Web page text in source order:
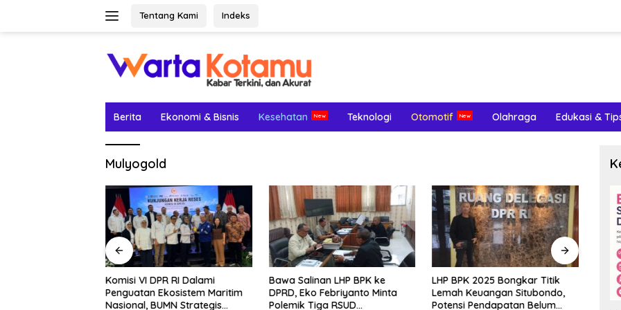
Tentang Kami Indeks
Berita Ekonomi & Bisnis Kesehatan Teknologi Otomotif Olahraga Edukasi &
Mulyogold
Komisi VI DPR RI Dalami
Penguatan Ekosistem Maritim
Nasional, BUMN Strategis
Bawa Salinan LHP BPK ke
DPRD, Eko Febriyanto Minta
Polemik Tiga RSUD
LHP BPK 2025 Bongkar Titik
Lemah Keuangan Situbondo,
Potensi Pendapatan Belum